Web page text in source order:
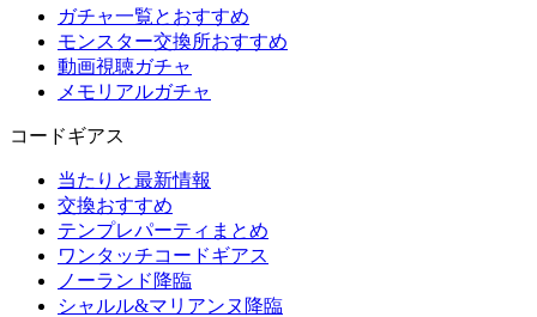
ガチャ一覧とおすすめ
モンスター交換所おすすめ
動画視聴ガチャ
メモリアルガチャ
コードギアス
当たりと最新情報
交換おすすめ
テンプレパーティまとめ
ワンタッチコードギアス
ノーランド降臨
シャルル&マリアンヌ降臨